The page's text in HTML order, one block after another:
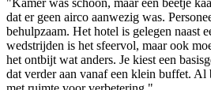
dat er geen airco aanwezig was.
behulpzaam. Het hotel is gelegen naast
wedstrijden is het sfeervol, maar ook
het ontbijt wat anders. Je kiest een
dat verder aan vanaf een klein buffet. Al